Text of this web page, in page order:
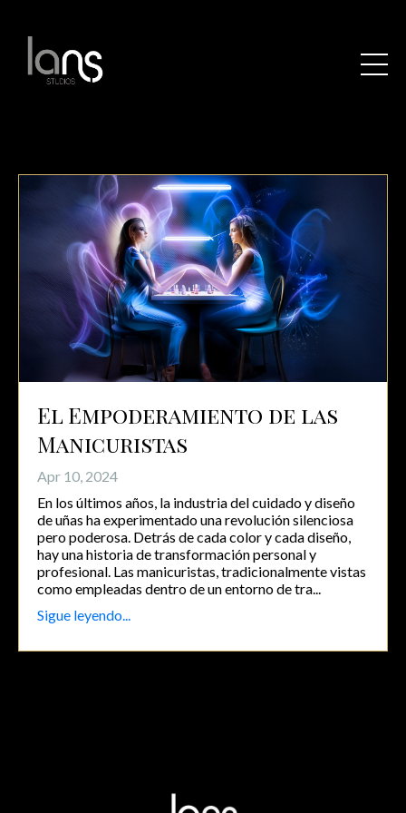
El Empoderamiento de las
Manicuristas
Apr 10, 2024
En los últimos años, la industria del cuidado y diseño
de uñas ha experimentado una revolución silenciosa
pero poderosa. Detrás de cada color y cada diseño,
hay una historia de transformación personal y
profesional. Las manicuristas, tradicionalmente vistas
como empleadas dentro de un entorno de tra...
Sigue leyendo...